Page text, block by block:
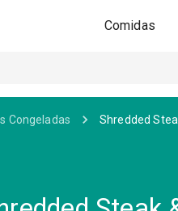
Comidas
Congeladas Shredded